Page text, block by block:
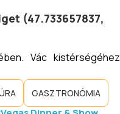
(47.733657837,
Vác kistérségéhez
GASZTRONÓMIA